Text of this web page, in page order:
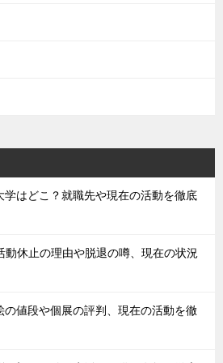
学はどこ？就職先や現在の活動を徹底
動休止の理由や脱退の噂、現在の状況
の値段や個展の評判、現在の活動を徹